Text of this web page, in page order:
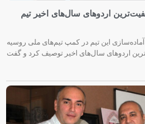
اردوهای سال‌های اخیر تیم
این تیم در کمپ تیم‌های ملی روسیه
اردوهای سال‌های اخیر توصیف کرد و گفت